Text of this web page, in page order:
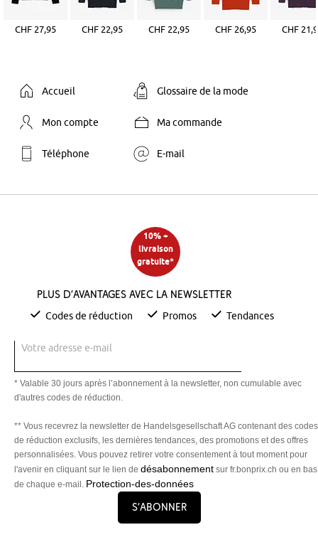
CHF 27,95 CHF 22,95 CHF 22,95 CHF 26,95 CHF
Accueil Glossaire de la mode
Mon compte Ma commande
Téléphone E-mail
10% +
livraison
gratuite*
Plus d’avantages avec la newsletter
Codes de réduction Promos Tendances
Votre adresse e-mail
* Valable 30 jours après l’abonnement à la newsletter, non cumulable avec
d'autres codes de réduction.
** Vous recevrez la newsletter de Handelsgesellschaft AG contenant des codes
de réduction exclusifs, les dernières tendances, des promotions et des offres
personnalisées. Vous pouvez retirer votre consentement à tout moment pour
l'avenir en cliquant sur le lien de désabonnement sur fr.bonprix.ch ou en bas
de chaque e-mail. Protection-des-données
S’abonner